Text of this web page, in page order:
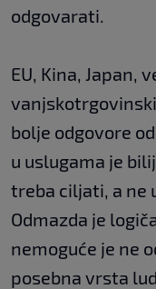
odgovarati.
EU, Kina, Japan,
bolje odgovore
u uslugama je
treba ciljati, a ne
Odmazda je
nemoguće je ne
posebna vrsta